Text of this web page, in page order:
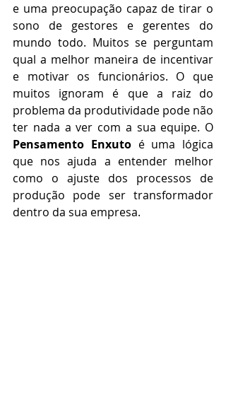
e uma preocupação capaz de tirar o
sono de gestores e gerentes do
mundo todo. Muitos se perguntam
qual a melhor maneira de incentivar
e motivar os funcionários. O que
muitos ignoram é que a raiz do
problema da produtividade pode não
Pensamento Enxuto é uma lógica
que nos ajuda a entender melhor
como o ajuste dos processos de
produção pode ser transformador
dentro da sua empresa.